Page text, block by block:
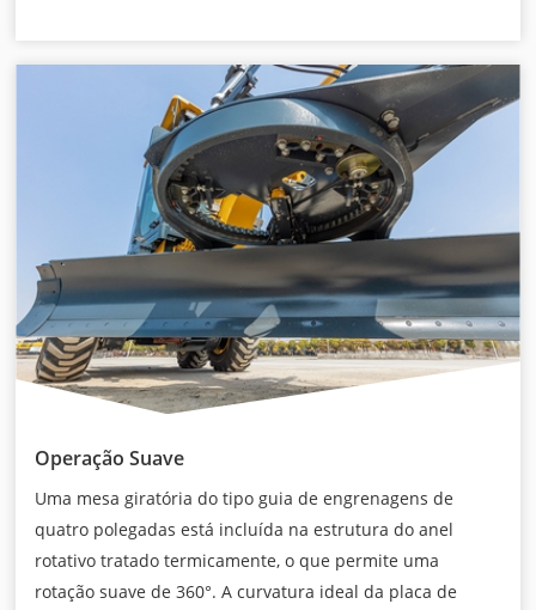
Operação Suave
Uma mesa giratória do tipo guia de engrenagens de
quatro polegadas está incluída na estrutura do anel
rotativo tratado termicamente, o que permite uma
rotação suave de 360°. A curvatura ideal da placa de